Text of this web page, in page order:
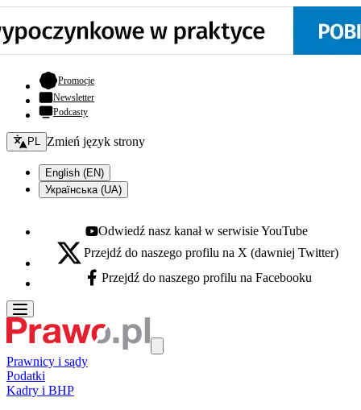
Promocje- otwiera się w nowej karcie
Newsletter
Podcasty
Zmień język - bieżący:
PL Zmień język strony
English (EN)
Українська (UA)
Youtube - otwiera się w nowej karcie
Odwiedź nasz kanał w serwisie YouTube
X - otwiera się w nowej karcie
Przejdź do naszego profilu na X (dawniej Twitter)
Facebook - otwiera się w nowej karcie
Przejdź do naszego profilu na Facebooku
Prawnicy i sądy
Podatki
Kadry i BHP